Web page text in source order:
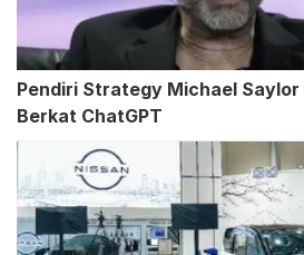
Pendiri Strategy Michael Saylor
Berkat ChatGPT